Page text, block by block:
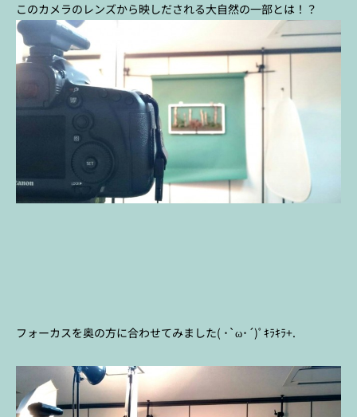
このカメラのレンズから映しだされる大自然の一部とは！？
フォーカスを奥の方に合わせてみました( ･`ω･´)ﾟｷﾗｷﾗ+.